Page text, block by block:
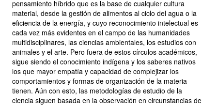
pensamiento híbrido que es la base de cualquier cultura
material, desde la gestión de alimentos al ciclo del agua o la
eficiencia de la energía, y cuyo reconocimiento intelectual es
cada vez más evidentes en el campo de las humanidades
multidisciplinares, las ciencias ambientales, los estudios con
animales y el arte. Pero fuera de estos círculos académicos,
sigue siendo el conocimiento indígena y los saberes nativos
los que mayor empatía y capacidad de complejizar los
comportamientos y formas de organización de la materia
tienen. Aún con esto, las metodologías de estudio de la
ciencia siguen basada en la observación en circunstancias de